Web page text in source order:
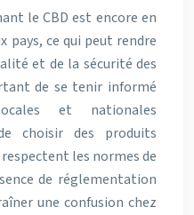
le CBD est encore en
pays, ce qui peut rendre
et de la sécurité des
de se tenir informé
et nationales
choisir des produits
les normes de
de réglementation
une confusion chez